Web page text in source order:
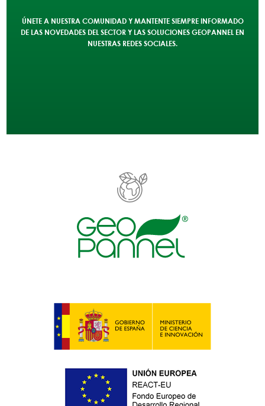
ÚNETE A NUESTRA COMUNIDAD Y MANTENTE SIEMPRE INFORMADO
DE LAS NOVEDADES DEL SECTOR Y LAS SOLUCIONES GEOPANNEL EN
NUESTRAS REDES SOCIALES.